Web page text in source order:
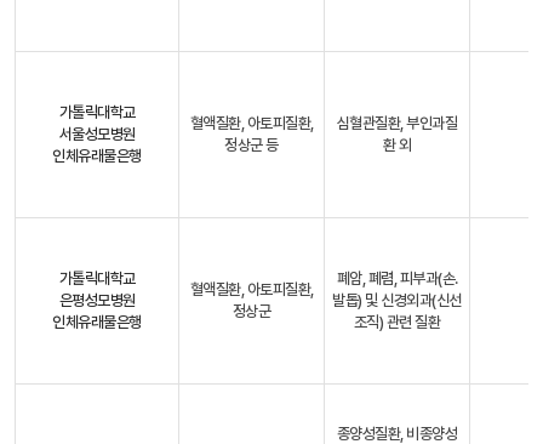
가톨릭대학교
서울성모병원
인체유래물은행
혈액질환, 아토피질환,
정상군 등
심혈관질환, 부인과질
환 외
가톨릭대학교
은평성모병원
인체유래물은행
혈액질환, 아토피질환,
정상군
폐암, 폐렴, 피부과(손.
발톱) 및 신경외과(신선
조직) 관련 질환
종양성질환, 비종양성